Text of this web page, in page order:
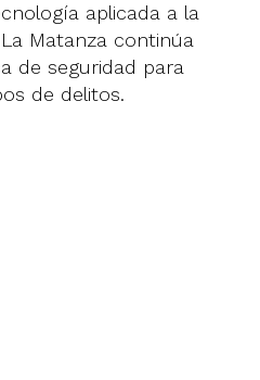
aplicada a la
Matanza continúa
de seguridad para
de delitos.